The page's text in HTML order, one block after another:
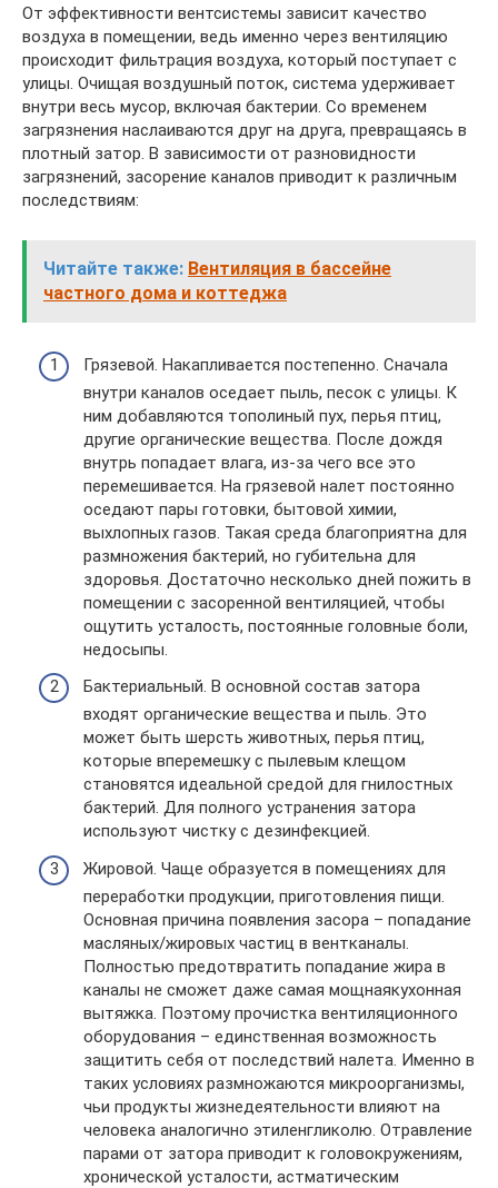
От эффективности вентсистемы зависит качество
воздуха в помещении, ведь именно через вентиляцию
происходит фильтрация воздуха, который поступает с
улицы. Очищая воздушный поток, система удерживает
внутри весь мусор, включая бактерии. Со временем
загрязнения наслаиваются друг на друга, превращаясь в
плотный затор. В зависимости от разновидности
загрязнений, засорение каналов приводит к различным
последствиям:
Читайте также: Вентиляция в бассейне
частного дома и коттеджа
Грязевой. Накапливается постепенно. Сначала
внутри каналов оседает пыль, песок с улицы. К
ним добавляются тополиный пух, перья птиц,
другие органические вещества. После дождя
внутрь попадает влага, из-за чего все это
перемешивается. На грязевой налет постоянно
оседают пары готовки, бытовой химии,
выхлопных газов. Такая среда благоприятна для
размножения бактерий, но губительна для
здоровья. Достаточно несколько дней пожить в
помещении с засоренной вентиляцией, чтобы
ощутить усталость, постоянные головные боли,
недосыпы.
Бактериальный. В основной состав затора
входят органические вещества и пыль. Это
может быть шерсть животных, перья птиц,
которые вперемешку с пылевым клещом
становятся идеальной средой для гнилостных
бактерий. Для полного устранения затора
используют чистку с дезинфекцией.
Жировой. Чаще образуется в помещениях для
переработки продукции, приготовления пищи.
Основная причина появления засора – попадание
масляных/жировых частиц в вентканалы.
Полностью предотвратить попадание жира в
каналы не сможет даже самая мощнаякухонная
вытяжка. Поэтому прочистка вентиляционного
оборудования – единственная возможность
защитить себя от последствий налета. Именно в
таких условиях размножаются микроорганизмы,
чьи продукты жизнедеятельности влияют на
человека аналогично этиленгликолю. Отравление
парами от затора приводит к головокружениям,
хронической усталости, астматическим